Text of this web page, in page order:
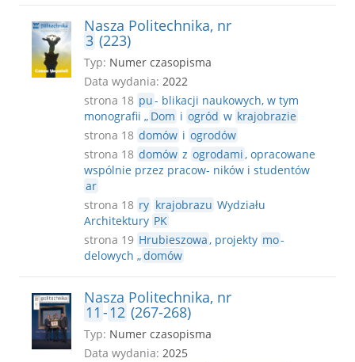
Nasza Politechnika, nr
3 (223)
Typ: Numer czasopisma
Data wydania: 2022
strona 18 pu- blikacji naukowych, w tym
monografii „ Dom i ogród w krajobrazie
strona 18 domów i ogrodów
strona 18 domów z ogrodami, opracowane
wspólnie przez pracow- ników i studentów
ar
strona 18 ry krajobrazu Wydziału
Architektury PK
strona 19 Hrubieszowa, projekty mo-
delowych „domów
Nasza Politechnika, nr
11 - 12 (267-268)
Typ: Numer czasopisma
Data wydania: 2025